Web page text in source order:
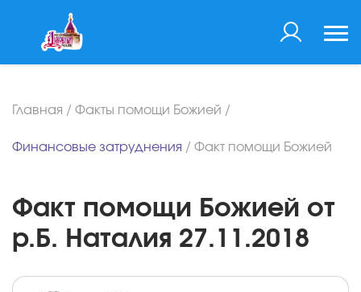
Главная / Факты помощи Божией /
Финансовые затруднения / Факт помощи Божией
Факт помощи Божией от
р.Б. Наталия 27.11.2018